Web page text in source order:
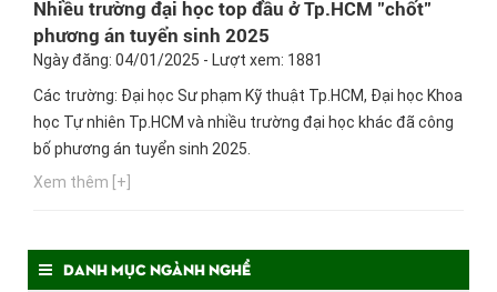
Nhiều trường đại học top đầu ở Tp.HCM "chốt"
phương án tuyển sinh 2025
Ngày đăng: 04/01/2025 - Lượt xem: 1881
Các trường: Đại học Sư phạm Kỹ thuật Tp.HCM, Đại học Khoa
học Tự nhiên Tp.HCM và nhiều trường đại học khác đã công
bố phương án tuyển sinh 2025.
Xem thêm [+]
Danh mục ngành nghề